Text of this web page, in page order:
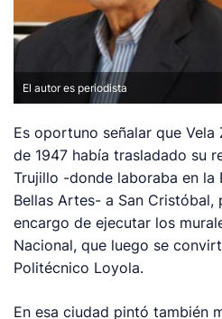
El autor es periodista
Es oportuno señalar que
de 1947 había trasladado su
Trujillo -donde laboraba en la
Bellas Artes- a San Cristóbal,
encargo de ejecutar los
Nacional, que luego se
Politécnico Loyola.
En esa ciudad pintó también